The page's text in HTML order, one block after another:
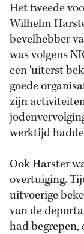
Het tweede
Wilhelm
bevelhebber
was volgens
een 'uiterst
goede
zijn
werktijd
Ook Harster
overtuiging.
uitvoerige
van de
had begrepen,